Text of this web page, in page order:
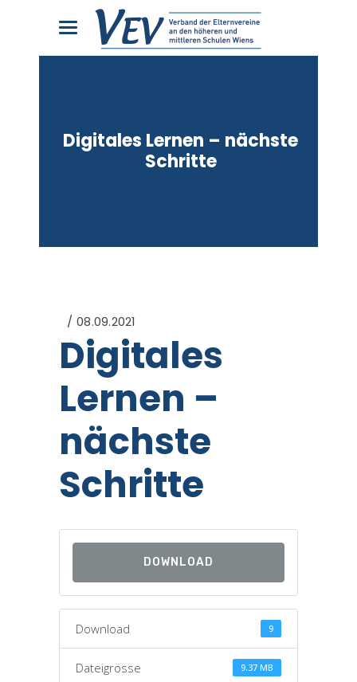
Digitales Lernen – nächste
Schritte
08.09.2021
Digitales
Lernen –
nächste
Schritte
DOWNLOAD
Download 9
Dateigrösse 9.37 MB